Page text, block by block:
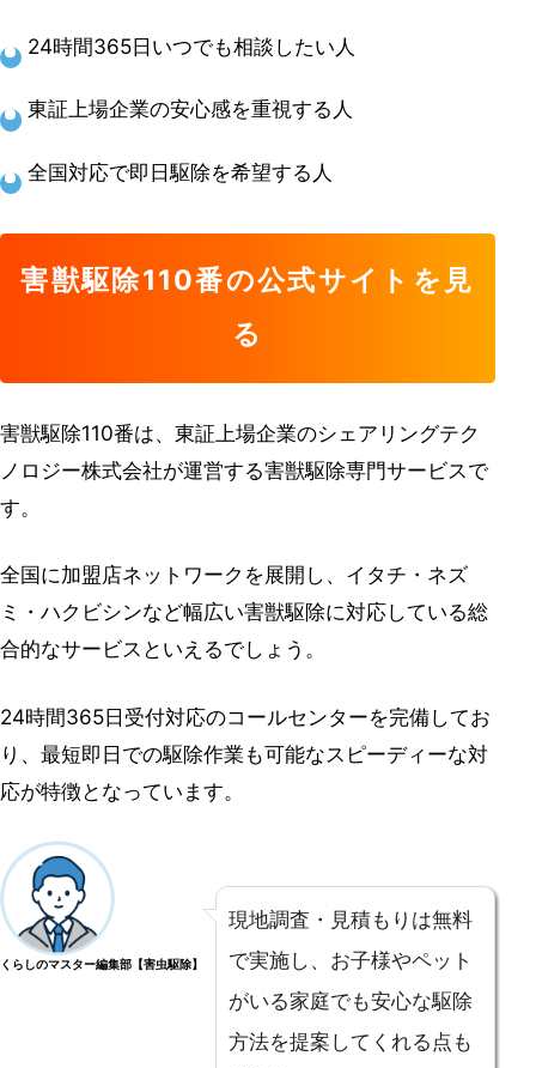
24時間365日いつでも相談したい人
東証上場企業の安心感を重視する人
全国対応で即日駆除を希望する人
害獣駆除110番の公式サイトを見
る
害獣駆除110番は、東証上場企業のシェアリングテク
ノロジー株式会社が運営する害獣駆除専門サービスで
す。
全国に加盟店ネットワークを展開し、イタチ・ネズ
ミ・ハクビシンなど幅広い害獣駆除に対応している総
合的なサービスといえるでしょう。
24時間365日受付対応のコールセンターを完備してお
り、最短即日での駆除作業も可能なスピーディーな対
応が特徴となっています。
くらしのマスター編集部【害虫駆除】
現地調査・見積もりは無料
で実施し、お子様やペット
がいる家庭でも安心な駆除
方法を提案してくれる点も